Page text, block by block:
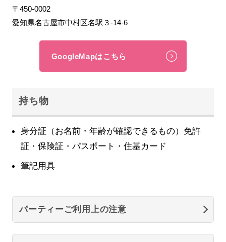
〒450-0002
愛知県名古屋市中村区名駅３-14-6
GoogleMapはこちら
持ち物
身分証（お名前・年齢が確認できるもの）免許
証・保険証・パスポート・住基カード
筆記用具
パーティーご利用上の注意